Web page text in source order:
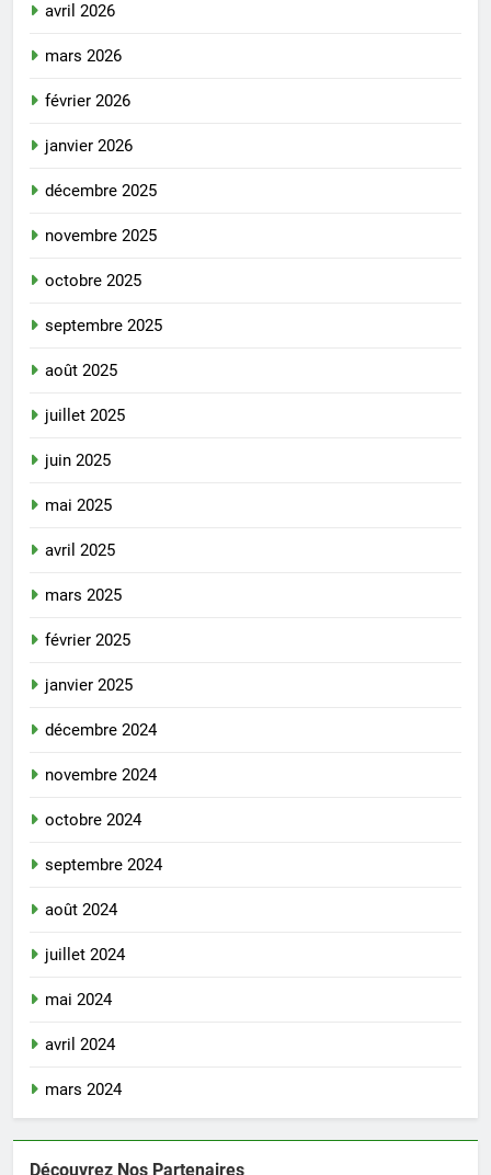
avril 2026
mars 2026
février 2026
janvier 2026
décembre 2025
novembre 2025
octobre 2025
septembre 2025
août 2025
juillet 2025
juin 2025
mai 2025
avril 2025
mars 2025
février 2025
janvier 2025
décembre 2024
novembre 2024
octobre 2024
septembre 2024
août 2024
juillet 2024
mai 2024
avril 2024
mars 2024
Découvrez Nos Partenaires